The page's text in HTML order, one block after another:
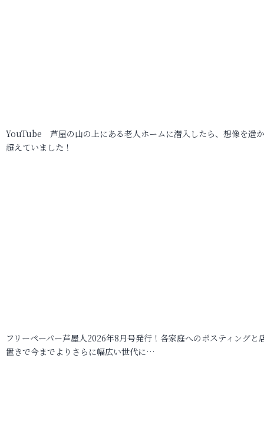
YouTube 芦屋の山の上にある老人ホームに潜入したら、想像を遥
超えていました！
フリーペーパー芦屋人2026年8月号発行！各家庭へのポスティングと
置きで今までよりさらに幅広い世代に…